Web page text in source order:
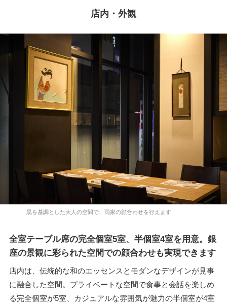
店内・外観
黒を基調とした大人の空間で、両家の顔合わせを行えます
全室テーブル席の完全個室5室、半個室4室を用意。銀
座の景観に彩られた空間での顔合わせも実現できます
店内は、伝統的な和のエッセンスとモダンなデザインが見事
に融合した空間。プライベートな空間で食事と会話を楽しめ
る完全個室が5室、カジュアルな雰囲気が魅力の半個室が4室